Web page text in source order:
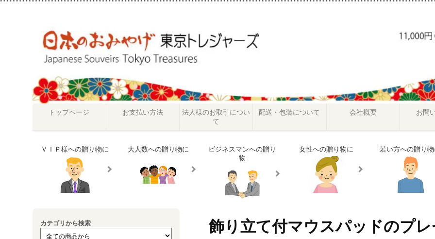
トップページ お支払い方法
法人様のお取引につい
て
配送・包装について 会社概要 お問
ＶＩＰ様への贈り物に 大人数への贈り物に
ビジネスマンへの贈り
物
女性への贈り物に 若い方への贈り物
飾り立て付マウスパッドのプ
カテゴリから検索